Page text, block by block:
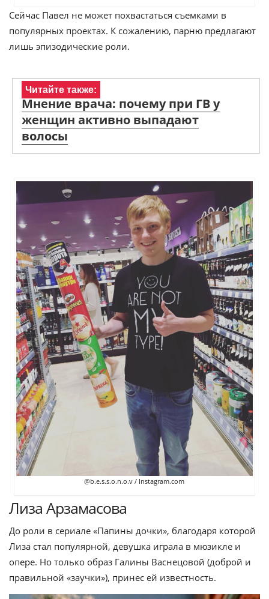
Сейчас Павел не может похвастаться съемками в
популярных проектах. К сожалению, парню предлагают
лишь эпизодические роли.
Читайте также:
Мнение врача: почему при ГВ у
женщин активно выпадают
волосы
@b.e.s.s.o.n.o.v / Instagram.com
Лиза Арзамасова
До роли в сериале «Папины дочки», благодаря которой
Лиза стал популярной, девушка играла в мюзикле и
опере. Но только образ Галины Васнецовой (доброй и
правильной «заучки»), принес ей известность.